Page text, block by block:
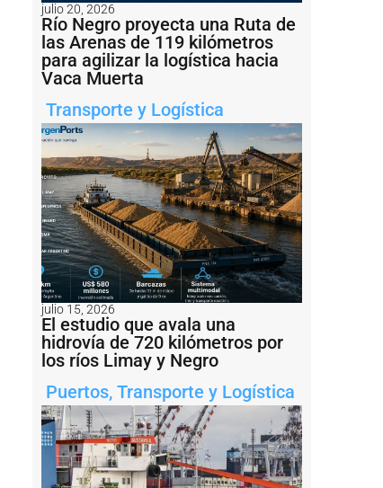
julio 20, 2026
Río Negro proyecta una Ruta de
las Arenas de 119 kilómetros
para agilizar la logística hacia
Vaca Muerta
Transporte y Logística
julio 15, 2026
El estudio que avala una
hidrovía de 720 kilómetros por
los ríos Limay y Negro
Puertos, Transporte y Logística